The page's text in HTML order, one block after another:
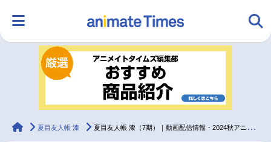
ランキング アニメ
ラジオ みんなの声
animateTimes
夏目友人帳 漆 夏目友人帳 漆（7期）｜動画配信情報・2024秋アニメ最新情報一覧